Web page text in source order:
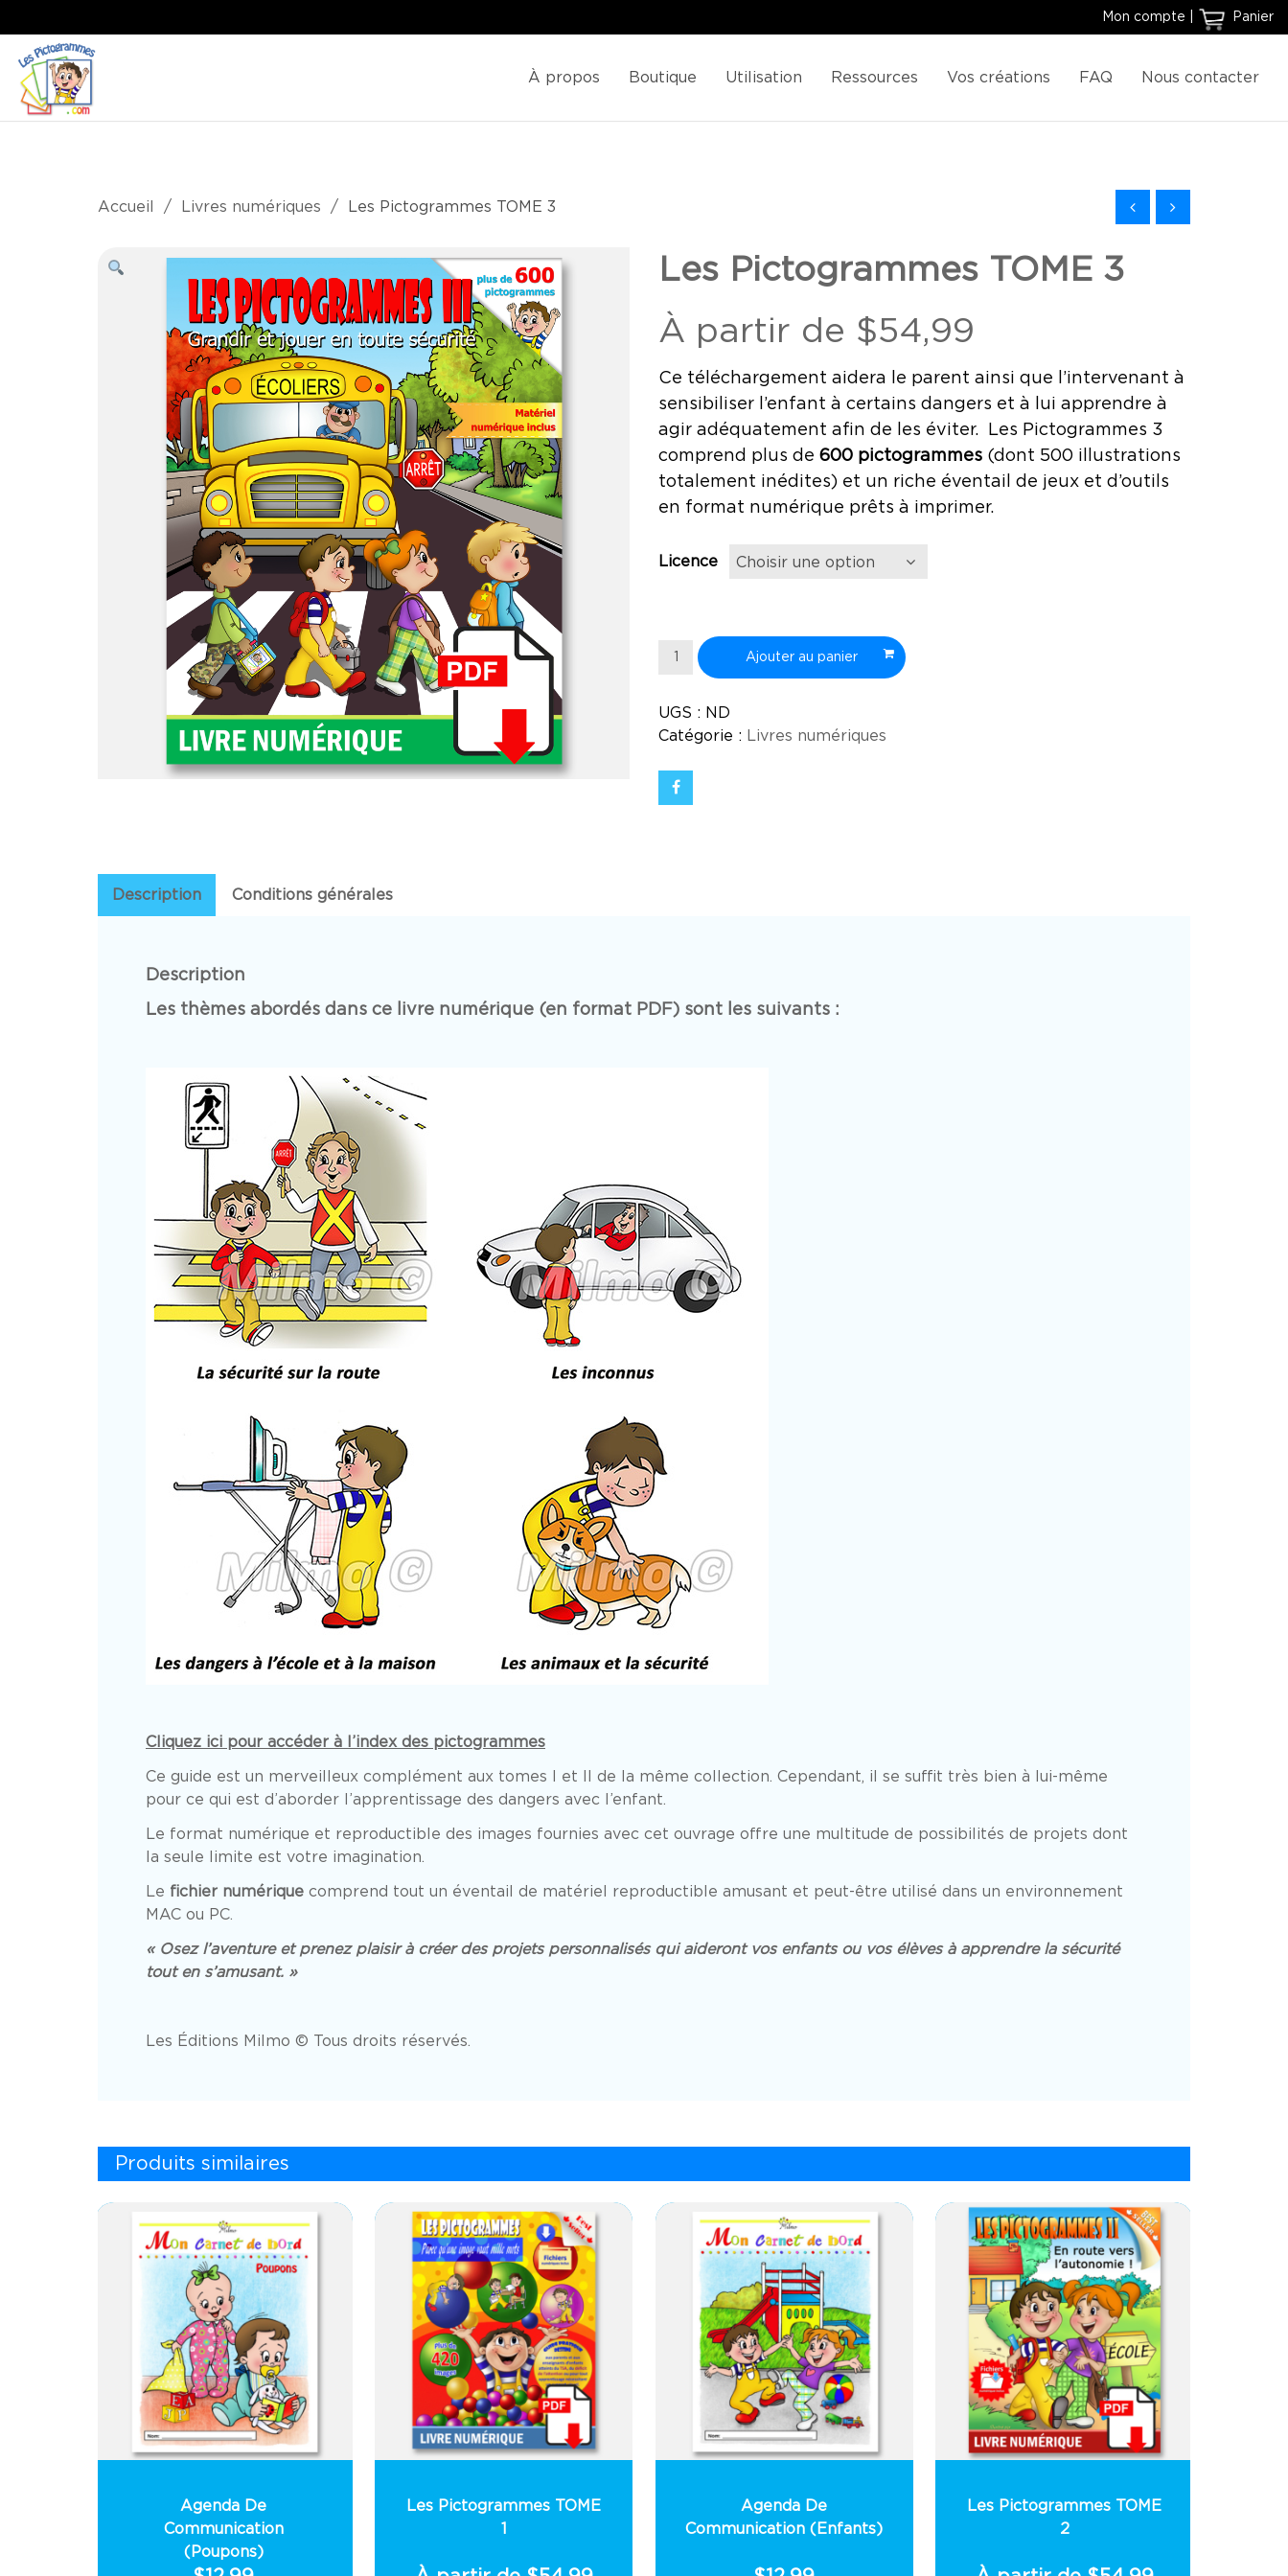
Mon compte Panier
À propos Boutique Utilisation Ressources Vos créations FAQ Nous contacter
Accueil Livres numériques Les Pictogrammes TOME 3
Les Pictogrammes TOME 3
À partir de $54,99
Ce téléchargement aidera le parent ainsi que l’intervenant à
sensibiliser l’enfant à certains dangers et à lui apprendre à
agir adéquatement afin de les éviter. Les Pictogrammes 3
comprend plus de 600 pictogrammes (dont 500 illustrations
totalement inédites) et un riche éventail de jeux et d’outils
en format numérique prêts à imprimer.
Licence
quantité
Pictogrammes
TOME
Ajouter au panier
UGS : ND
Catégorie : Livres numériques
Description Conditions générales
Description
Les thèmes abordés dans ce livre numérique (en format PDF) sont les suivants :
Cliquez ici pour accéder à l’index des pictogrammes
Ce guide est un merveilleux complément aux tomes I et II de la même collection. Cependant, il se suffit très bien à lui-même
pour ce qui est d’aborder l’apprentissage des dangers avec l’enfant.
Le format numérique et reproductible des images fournies avec cet ouvrage offre une multitude de possibilités de projets dont
la seule limite est votre imagination.
Le fichier numérique comprend tout un éventail de matériel reproductible amusant et peut-être utilisé dans un environnement
MAC ou PC.
« Osez l’aventure et prenez plaisir à créer des projets personnalisés qui aideront vos enfants ou vos élèves à apprendre la sécurité
tout en s’amusant. »
Les Éditions Milmo © Tous droits réservés.
Produits similaires
Agenda De
Communication
(Poupons)
Les Pictogrammes TOME
1
Agenda De
Communication (Enfants)
Les Pictogrammes TOME
2